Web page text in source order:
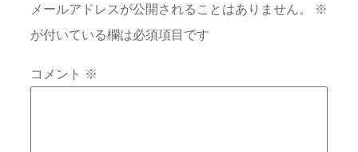
メールアドレスが公開されることはありません。
※
が付いている欄は必須項目です
コメント ※